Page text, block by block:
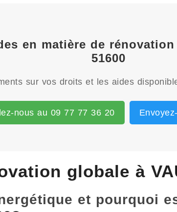
en matière de rénovation
51600
sur vos droits et les aides
nous au 09 77 77 36 20
globale à
et pourquoi